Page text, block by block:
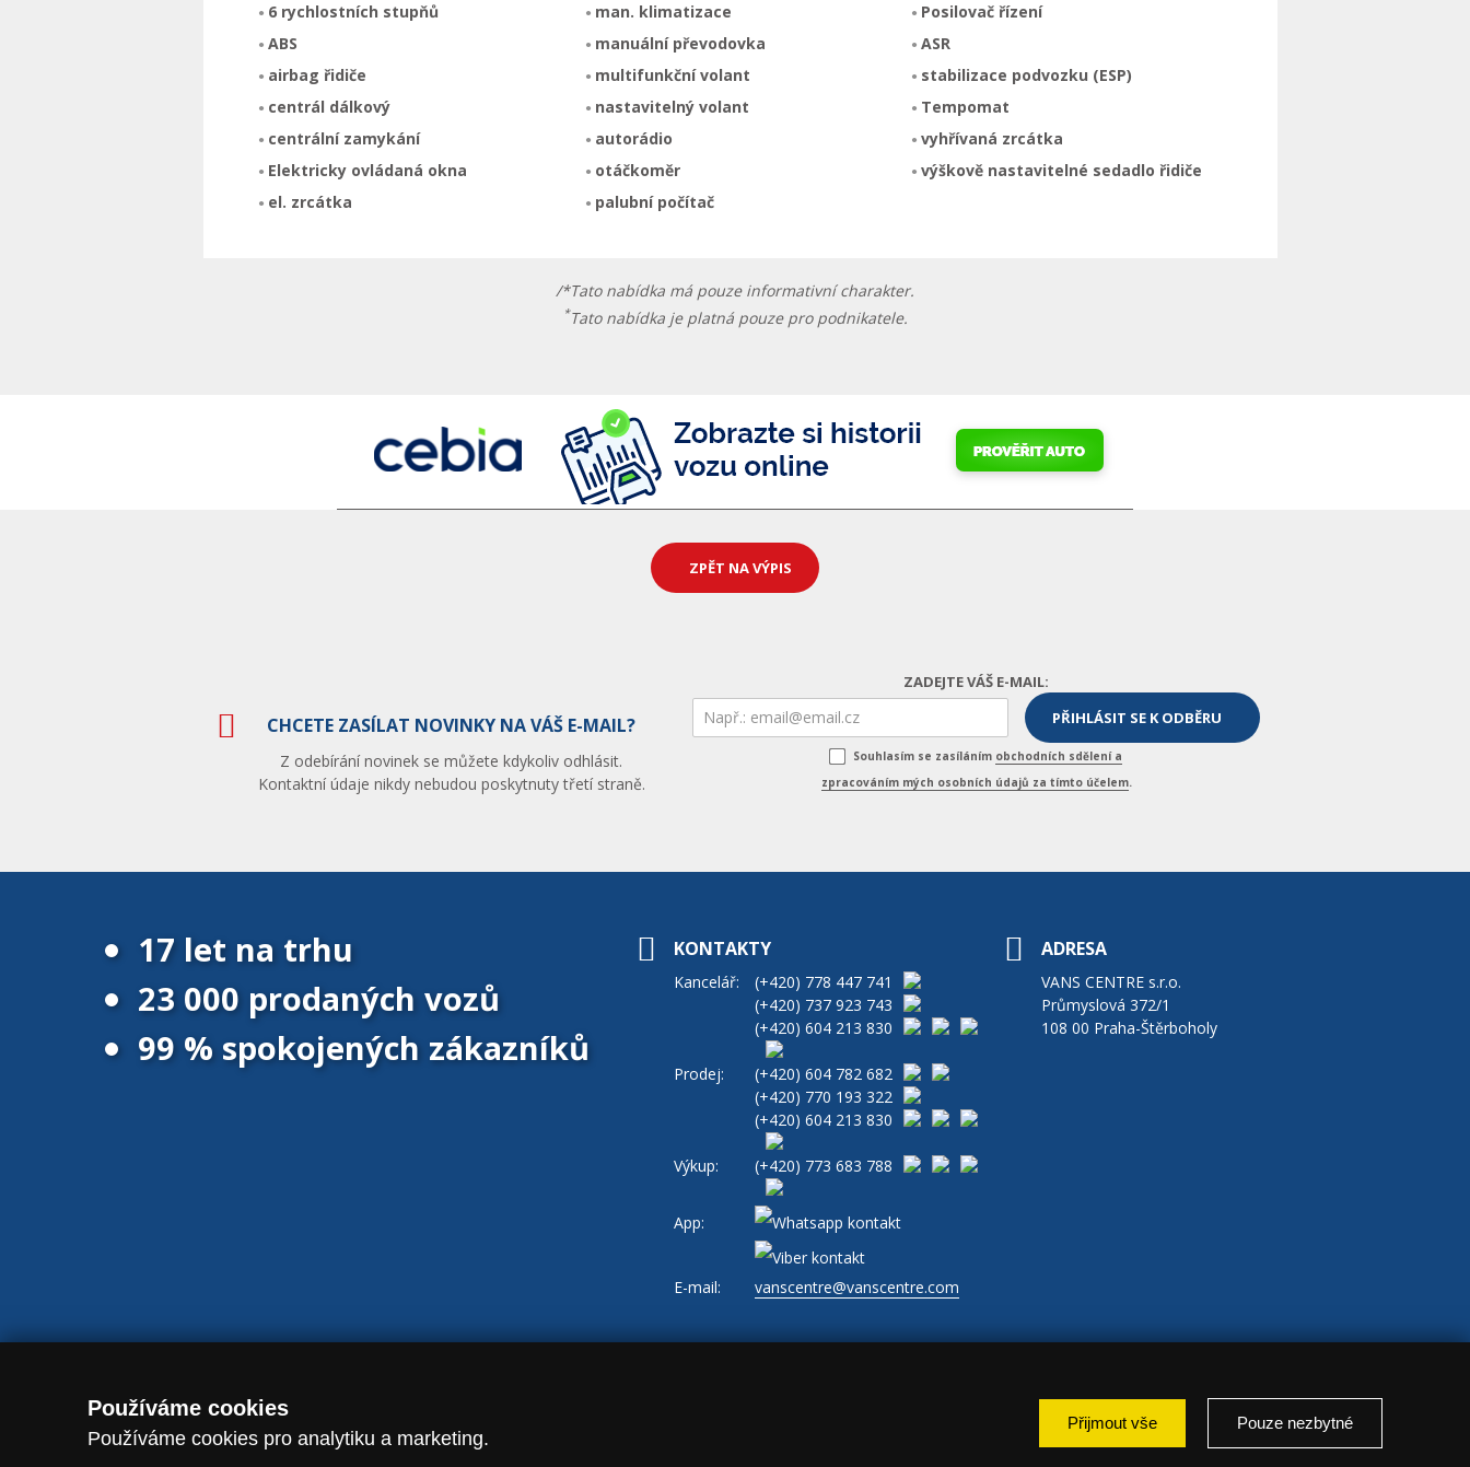
6 rychlostních stupňů
ABS
airbag řidiče
centrál dálkový
centrální zamykání
Elektricky ovládaná okna
el. zrcátka
man. klimatizace
manuální převodovka
multifunkční volant
nastavitelný volant
autorádio
otáčkoměr
palubní počítač
Posilovač řízení
ASR
stabilizace podvozku (ESP)
Tempomat
vyhřívaná zrcátka
výškově nastavitelné sedadlo řidiče
/*Tato nabídka má pouze informativní charakter.
*Tato nabídka je platná pouze pro podnikatele.
ZPĚT NA VÝPIS
CHCETE ZASÍLAT NOVINKY NA VÁŠ E-MAIL?
Z odebírání novinek se můžete kdykoliv odhlásit.
Kontaktní údaje nikdy nebudou poskytnuty třetí straně.
ZADEJTE VÁŠ E-MAIL:
Souhlasím se zasíláním obchodních sdělení a
zpracováním mých osobních údajů za tímto účelem.
17 let na trhu
23 000 prodaných vozů
99 % spokojených zákazníků
KONTAKTY
Kancelář: (+420) 778 447 741
(+420) 737 923 743
(+420) 604 213 830
Prodej: (+420) 604 782 682
(+420) 770 193 322
(+420) 604 213 830
Výkup: (+420) 773 683 788
App:
E-mail: vanscentre@vanscentre.com
ADRESA
VANS CENTRE s.r.o.
Průmyslová 372/1
108 00 Praha-Štěrboholy
Používáme cookies
Používáme cookies pro analytiku a marketing.
Přijmout vše Pouze nezbytné